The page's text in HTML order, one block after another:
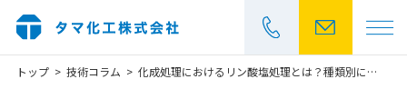
トップ > 技術コラム > 化成処理におけるリン酸塩処理とは？種類別に解説